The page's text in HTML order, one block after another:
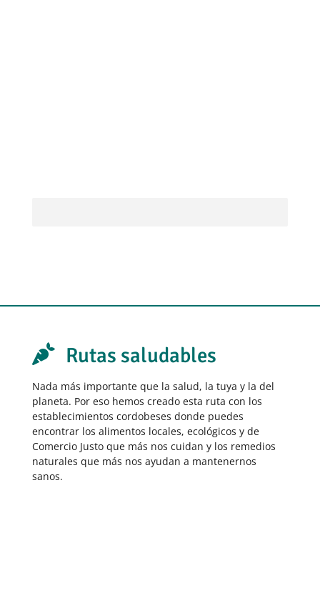
 Rutas saludables
Nada más importante que la salud, la tuya y la del
planeta. Por eso hemos creado esta ruta con los
establecimientos cordobeses donde puedes
encontrar los alimentos locales, ecológicos y de
Comercio Justo que más nos cuidan y los remedios
naturales que más nos ayudan a mantenernos
sanos.